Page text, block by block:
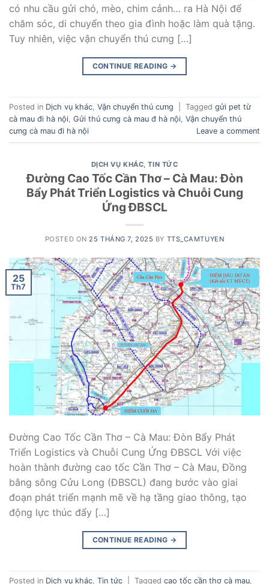
có nhu cầu gửi chó, mèo, chim cảnh… ra Hà Nội để
chăm sóc, di chuyển theo gia đình hoặc làm quà tặng.
Tuy nhiên, việc vận chuyển thú cưng […]
CONTINUE READING →
Posted in Dịch vụ khác Vận chuyển thú cưng Tagged gửi pet từ
cà mau đi hà nội Gửi thú cưng cà mau đ hà nội Vận chuyển thú
cưng cà mau đi hà nội
Leave a comment
DỊCH VỤ KHÁC ,TIN TỨC
Đường Cao Tốc Cần Thơ – Cà Mau: Đòn
Bẩy Phát Triển Logistics và Chuỗi Cung
Ứng ĐBSCL
POSTED ON25 THÁNG 7, 2025 BY TTS_CAMTUYEN
25
Th7
Đường Cao Tốc Cần Thơ – Cà Mau: Đòn Bẩy Phát
Triển Logistics và Chuỗi Cung Ứng ĐBSCL Với việc
hoàn thành đường cao tốc Cần Thơ – Cà Mau, Đồng
bằng sông Cửu Long (ĐBSCL) đang bước vào giai
đoạn phát triển mạnh mẽ về hạ tầng giao thông, tạo
động lực thúc đẩy […]
CONTINUE READING →
Posted in Dịch vụ khác, Tin tức Tagged cao tốc cần thơ cà mau,